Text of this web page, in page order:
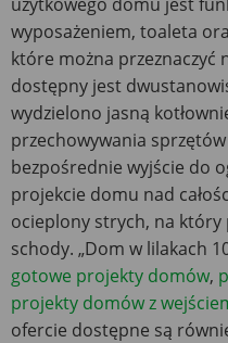
wyposażeniem, toaleta
które można przeznaczyć
dostępny jest
wydzielono jasną
przechowywania
bezpośrednie wyjście do
projekcie domu nad
ocieplony strych, na
schody. „Dom w lilakach
gotowe projekty domów,
projekty domów z
ofercie dostępne są